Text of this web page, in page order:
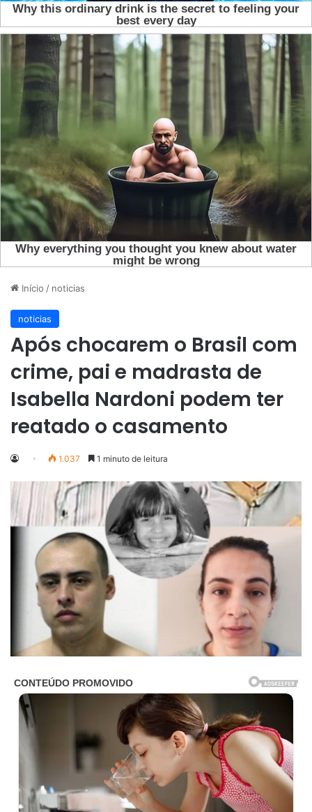
Início / noticias
noticias
Após chocarem o Brasil com
crime, pai e madrasta de
Isabella Nardoni podem ter
reatado o casamento
1.037 1 minuto de leitura